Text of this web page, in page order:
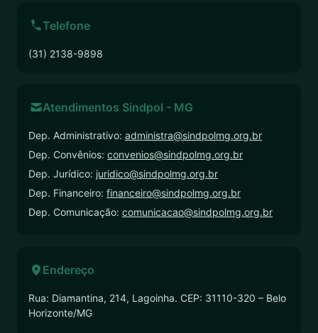
Telefone
(31) 2138-9898
Atendimentos Sindpol - MG
Dep. Administrativo: administra@sindpolmg.org.br
Dep. Convênios: convenios@sindpolmg.org.br
Dep. Jurídico: juridico@sindpolmg.org.br
Dep. Financeiro: financeiro@sindpolmg.org.br
Dep. Comunicação: comunicacao@sindpolmg.org.br
Endereço
Rua: Diamantina, 214, Lagoinha. CEP: 31110-320 – Belo
Horizonte/MG